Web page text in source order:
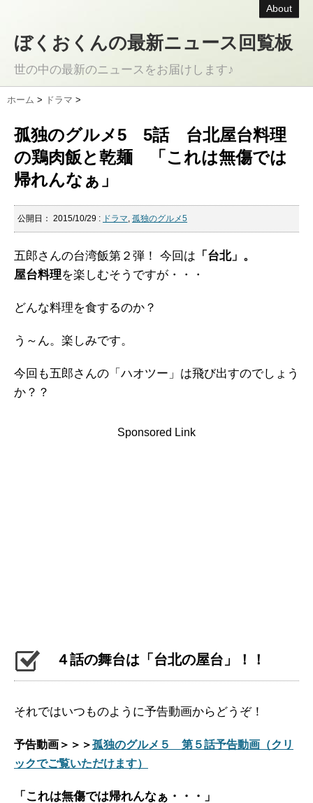
About
ぼくおくんの最新ニュース回覧板
世の中の最新のニュースをお届けします♪
ホーム > ドラマ >
孤独のグルメ5 5話 台北屋台料理
の鶏肉飯と乾麺 「これは無傷では
帰れんなぁ」
公開日： 2015/10/29 : ドラマ, 孤独のグルメ5
五郎さんの台湾飯第２弾！ 今回は 「台北」。
屋台料理を楽しむそうですが・・・
どんな料理を食するのか？
う～ん。楽しみです。
今回も五郎さんの「ハオツー」は飛び出すのでしょう
か？？
Sponsored Link
４話の舞台は「台北の屋台」！！
それではいつものように予告動画からどうぞ！
予告動画＞＞＞孤独のグルメ５ 第５話予告動画（クリ
ックでご覧いただけます）
「これは無傷では帰れんなぁ・・・」